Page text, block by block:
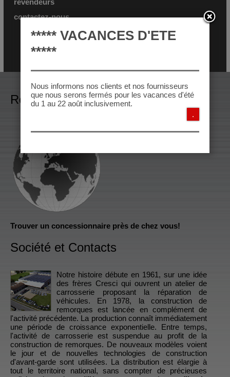
revendeurs
contactez-nous
Revendeurs
Trouver un concessionnaire près de chez vous!
Société et Contacts
Notre histoire débute en 1961, sur une idée
des frères Cresci qui ouvrent un atelier de
carrosserie proposant la réparation de
véhicules. En 1978, la construction de
remorques est lancée en complément de
l'activité précédente. La production connaît immédiatement
une période de croissance exponentielle. Entre temps,
l'activité de carrosserie est suspendue au profit de la
construction de remorques. De nouveaux modèles voient
le jour et de nouvelles technologies de construction
d'avant-garde sont utilisées. La distribution est élargie à
tout le territoire national, sans compter de précieuses
***** VACANCES D'ETE
*****
Nous informons nos clients et nos fournisseurs
que nous serons fermés pour les vacances d'été
du 1 au 22 août inclusivement.
.